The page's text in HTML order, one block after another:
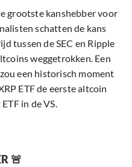
grootste kanshebber voor
schatten de kans
tussen de SEC en Ripple
weggetrokken. Een
een historisch moment
ETF de eerste altcoin
in de VS.
🚨